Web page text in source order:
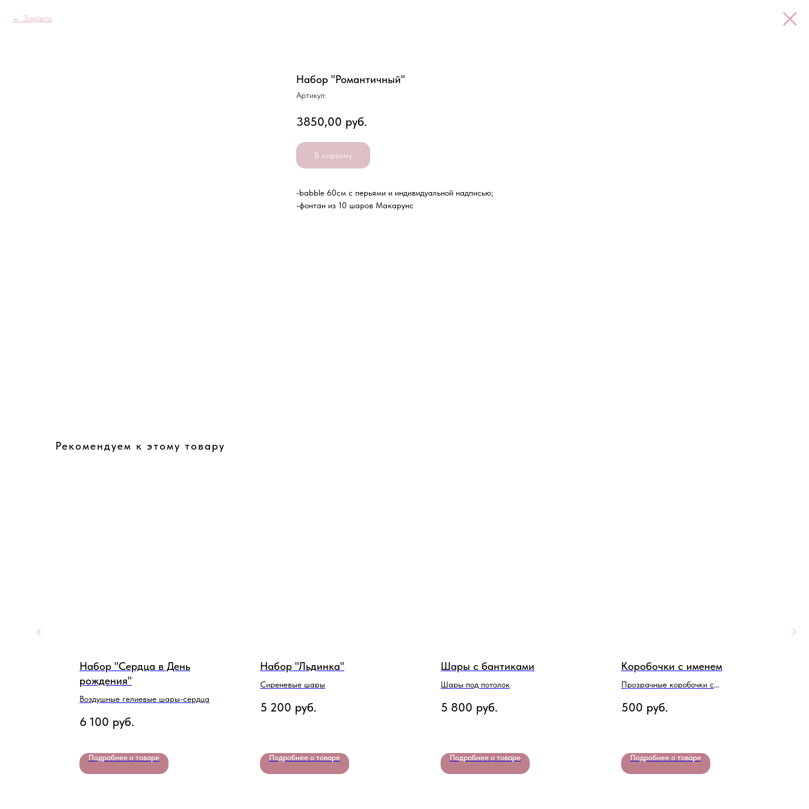
Закрыть
Набор "Романтичный"
Артикул:
3850,00 руб.
В корзину
-babble 60см с перьями и индивидуальной надписью;
-фонтан из 10 шаров Макарунс
Рекомендуем к этому товару
Набор "Сердца в День
рождения"
Воздушные гелиевые шары-сердца
6 100 руб.
Подробнее о товаре
Набор "Льдинка"
Сиреневые шары
5 200 руб.
Подробнее о товаре
Шары с бантиками
Шары под потолок
5 800 руб.
Подробнее о товаре
Коробочки с именем
Прозрачные коробочки с
500 руб.
Подробнее о товаре